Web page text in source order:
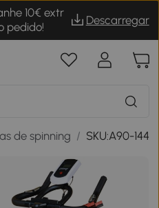
10€ extr
pedido!
Descarregar
de spinning / SKU:A90-144